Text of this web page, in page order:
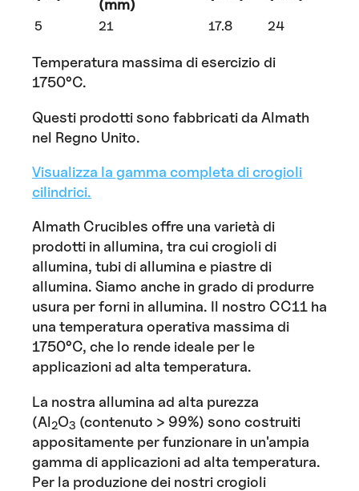
(mm)
5 21 17.8 24
Temperatura massima di esercizio di
1750°C.
Questi prodotti sono fabbricati da Almath
nel Regno Unito.
Visualizza la gamma completa di crogioli
cilindrici.
Almath Crucibles offre una varietà di
prodotti in allumina, tra cui crogioli di
allumina, tubi di allumina e piastre di
allumina. Siamo anche in grado di produrre
usura per forni in allumina. Il nostro CC11 ha
una temperatura operativa massima di
1750°C, che lo rende ideale per le
applicazioni ad alta temperatura.
La nostra allumina ad alta purezza
(Al2O3 (contenuto > 99%) sono costruiti
appositamente per funzionare in un'ampia
gamma di applicazioni ad alta temperatura.
Per la produzione dei nostri crogioli